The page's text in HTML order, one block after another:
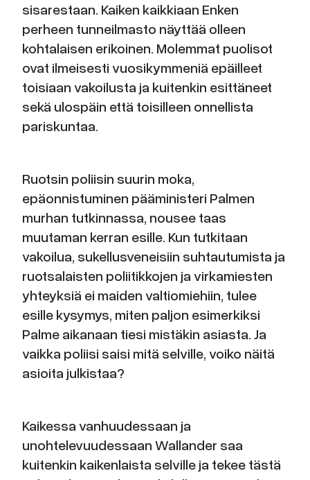
sisarestaan. Kaiken kaikkiaan Enken
perheen tunneilmasto näyttää olleen
kohtalaisen erikoinen. Molemmat puolisot
ovat ilmeisesti vuosikymmeniä epäilleet
toisiaan vakoilusta ja kuitenkin esittäneet
sekä ulospäin että toisilleen onnellista
pariskuntaa.
Ruotsin poliisin suurin moka,
epäonnistuminen pääministeri Palmen
murhan tutkinnassa, nousee taas
muutaman kerran esille. Kun tutkitaan
vakoilua, sukellusveneisiin suhtautumista ja
ruotsalaisten poliitikkojen ja virkamiesten
yhteyksiä ei maiden valtiomiehiin, tulee
esille kysymys, miten paljon esimerkiksi
Palme aikanaan tiesi mistäkin asiasta. Ja
vaikka poliisi saisi mitä selville, voiko näitä
asioita julkistaa?
Kaikessa vanhuudessaan ja
unohtelevuudessaan Wallander saa
kuitenkin kaikenlaista selville ja tekee tästä